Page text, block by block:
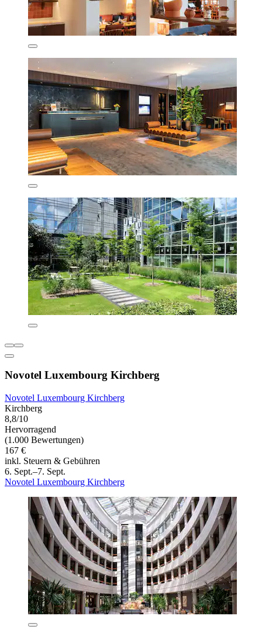
Novotel Luxembourg Kirchberg
Novotel Luxembourg Kirchberg
Kirchberg
8,8/10
Hervorragend
(1.000 Bewertungen)
167 €
inkl. Steuern & Gebühren
6. Sept.–7. Sept.
Novotel Luxembourg Kirchberg